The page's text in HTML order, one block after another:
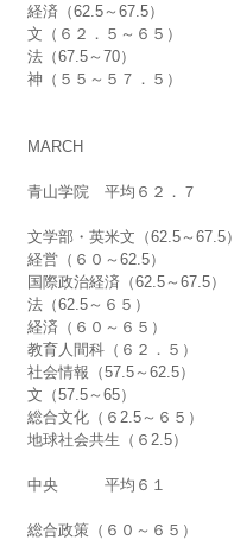
経済（62.5～67.5）
文（６２．５～６５）
法（67.5～70）
神（５５～５７．５）
MARCH
青山学院　平均６２．７
文学部・英米文（62.5～67.5）
経営（６０～62.5）
国際政治経済（62.5～67.5）
法（62.5～６５）
経済（６０～６５）
教育人間科（６２．５）
社会情報（57.5～62.5）
文（57.5～65）
総合文化（６2.5～６５）
地球社会共生（６2.5）
中央　　　平均６１
総合政策（６０～６５）